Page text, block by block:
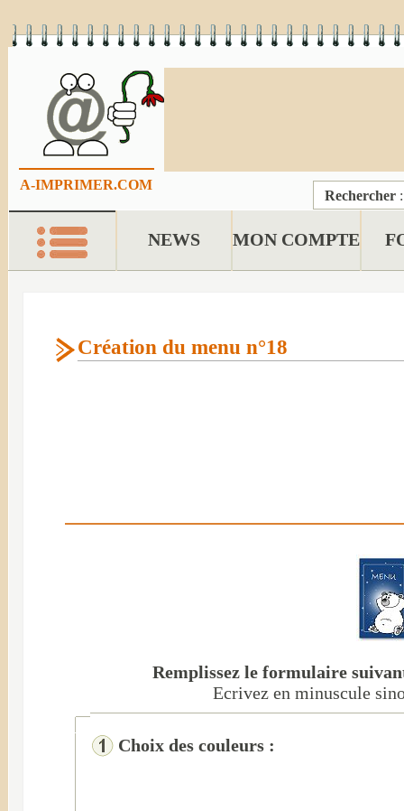
A-IMPRIMER.COM
Rechercher
NEWS MON COMPTE
Création du menu n°18
Remplissez le formulaire
Ecrivez en minuscule
Choix des couleurs :